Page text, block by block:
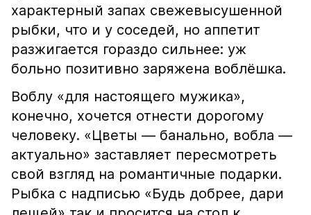
характерный запах свежевысушенной
рыбки, что и у соседей, но аппетит
разжигается гораздо сильнее: уж
больно позитивно заряжена воблёшка.
Воблу «для настоящего мужика»,
конечно, хочется отнести дорогому
человеку. «Цветы — банально, вобла —
актуально» заставляет пересмотреть
свой взгляд на романтичные подарки.
Рыбка с надписью «Будь добрее, дари